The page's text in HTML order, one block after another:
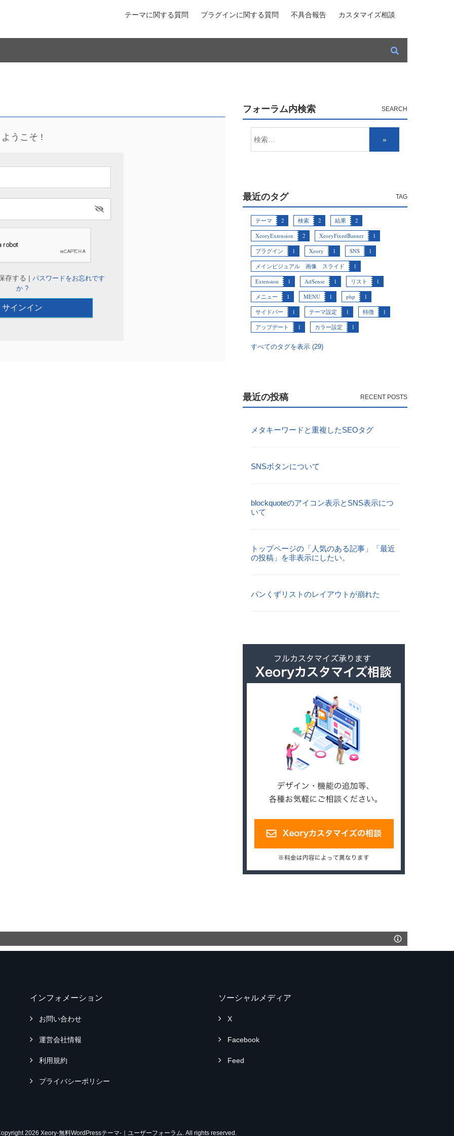
テーマに関する質問 プラグインに関する質問 不具合報告 カスタマイズ相談
ようこそ !
存する |パスワードをお忘れです
か ?
フォーラム内検索
最近のタグ
テーマ 2 検索 2 結果
2
XeoryExtension
2 XeoryFixedBanner
1
プラグイン
1 Xeory 1 SNS
1
メインビジュアル 画像 スライド
1
Extension
1 AdSense 1 リスト
1
メニュー
1 MENU 1 php
1
サイドバー
1 テーマ設定 1 特徴
1
アップデート
1 カラー設定 1
すべてのタグを表示 (29)
最近の投稿
メタキーワードと重複したSEOタグ
SNSボタンについて
blockquoteのアイコン表示とSNS表示につ
いて
トップページの「人気のある記事」「最近
の投稿」を非表示にしたい。
パンくずリストのレイアウトが崩れた
インフォメーション
お問い合わせ
運営会社情報
利用規約
プライバシーポリシー
ソーシャルメディア
X
Facebook
Feed
2026 Xeory-無料WordPressテーマ-｜ユーザーフォーラム. All rights reserved.